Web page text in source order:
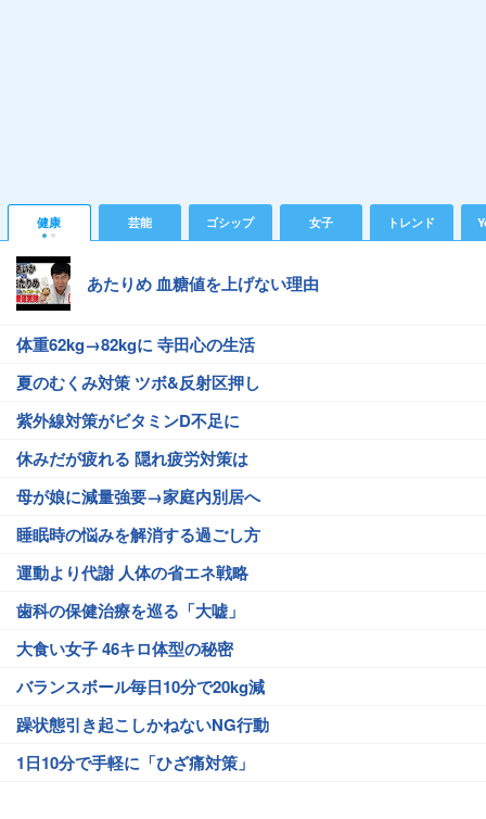
健康 芸能 ゴシップ 女子 トレンド
あたりめ 血糖値を上げない理由
体重62kg→82kgに 寺田心の生活
夏のむくみ対策 ツボ&反射区押し
紫外線対策がビタミンD不足に
休みだが疲れる 隠れ疲労対策は
母が娘に減量強要→家庭内別居へ
睡眠時の悩みを解消する過ごし方
運動より代謝 人体の省エネ戦略
歯科の保健治療を巡る「大嘘」
大食い女子 46キロ体型の秘密
バランスボール毎日10分で20kg減
躁状態引き起こしかねないNG行動
1日10分で手軽に「ひざ痛対策」